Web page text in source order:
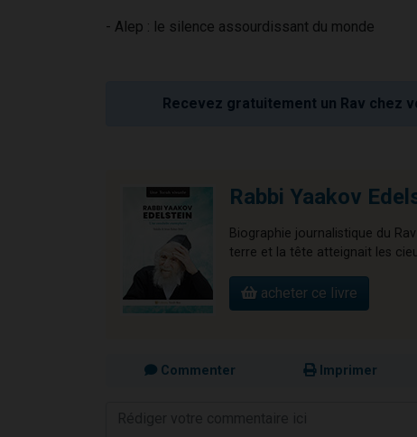
- Alep : le silence assourdissant du monde
Recevez gratuitement un Rav chez
Rabbi Yaakov
Biographie journalistique du
terre et la tête atteignait les
acheter ce livre
Commenter Imprimer